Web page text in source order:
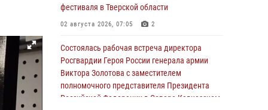
фестиваля в Тверской области
02 августа 2026, 07:05 2
Состоялась рабочая встреча директора
Росгвардии Героя России генерала армии
Виктора Золотова с заместителем
полномочного представителя Президента
Российской Федерации в Северо-Кавказском